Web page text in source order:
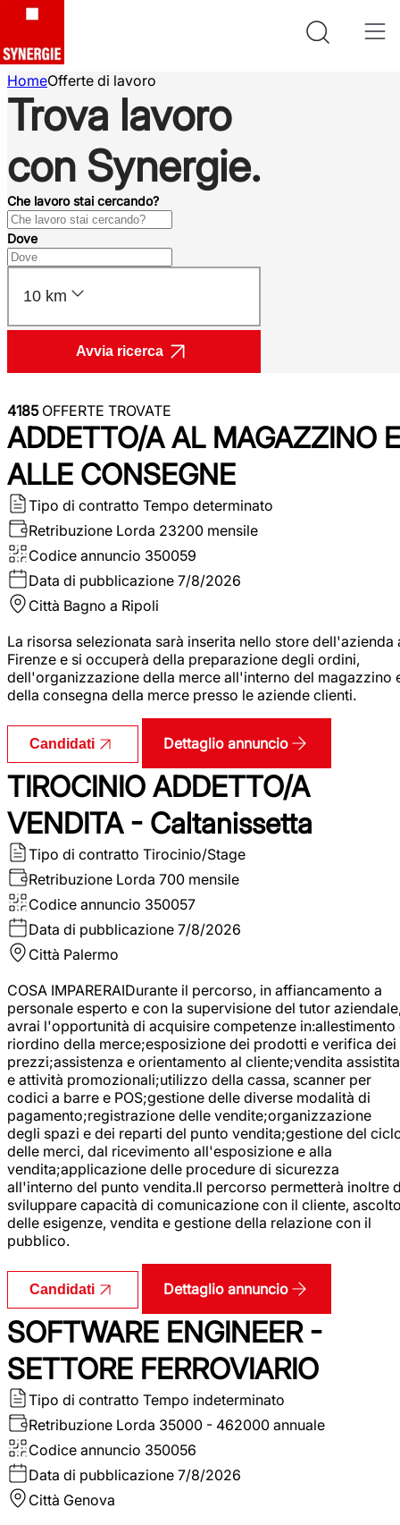
HomeOfferte di lavoro
Trova lavoro
con Synergie.
Che lavoro stai cercando?
Dove
10 km
Avvia ricerca
4185OFFERTE TROVATE
ADDETTO/A AL MAGAZZINO E
ALLE CONSEGNE
Tipo di contratto Tempo determinato
Retribuzione Lorda 23200 mensile
Codice annuncio 350059
Data di pubblicazione 7/8/2026
Città Bagno a Ripoli
La risorsa selezionata sarà inserita nello store dell'azienda
Firenze e si occuperà della preparazione degli ordini,
dell'organizzazione della merce all'interno del magazzino
della consegna della merce presso le aziende clienti.
Candidati Dettaglio annuncio
TIROCINIO ADDETTO/A
VENDITA - Caltanissetta
Tipo di contratto Tirocinio/Stage
Retribuzione Lorda 700 mensile
Codice annuncio 350057
Data di pubblicazione 7/8/2026
Città Palermo
COSA IMPARERAIDurante il percorso, in affiancamento a
personale esperto e con la supervisione del tutor
avrai l'opportunità di acquisire competenze in:allestimento
riordino della merce;esposizione dei prodotti e verifica dei
prezzi;assistenza e orientamento al cliente;vendita assistita
e attività promozionali;utilizzo della cassa, scanner per
codici a barre e POS;gestione delle diverse modalità di
pagamento;registrazione delle vendite;organizzazione
degli spazi e dei reparti del punto vendita;gestione del
delle merci, dal ricevimento all'esposizione e alla
vendita;applicazione delle procedure di sicurezza
all'interno del punto vendita.Il percorso permetterà inoltre
sviluppare capacità di comunicazione con il cliente,
delle esigenze, vendita e gestione della relazione con il
pubblico.
Candidati Dettaglio annuncio
SOFTWARE ENGINEER -
SETTORE FERROVIARIO
Tipo di contratto Tempo indeterminato
Retribuzione Lorda 35000 - 462000 annuale
Codice annuncio 350056
Data di pubblicazione 7/8/2026
Città Genova